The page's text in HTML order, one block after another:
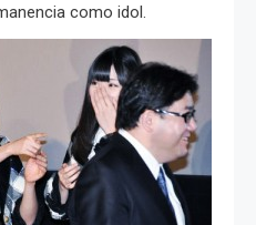
como idol.